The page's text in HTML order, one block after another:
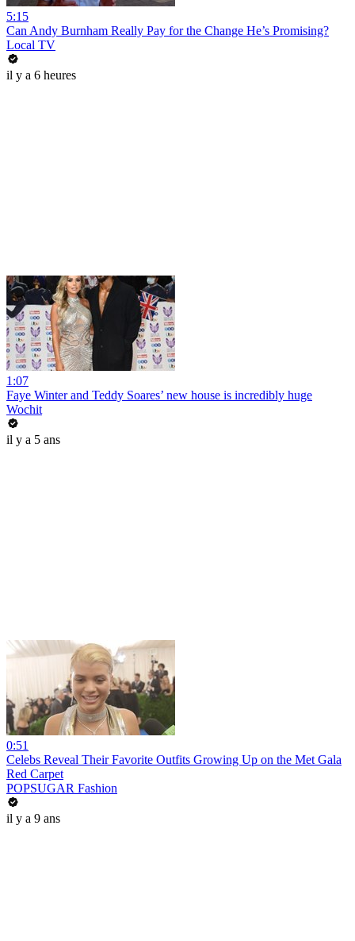
5:15
Can Andy Burnham Really Pay for the Change He’s Promising?
Local TV
il y a 6 heures
1:07
Faye Winter and Teddy Soares’ new house is incredibly huge
Wochit
il y a 5 ans
0:51
Celebs Reveal Their Favorite Outfits Growing Up on the Met Gala
Red Carpet
POPSUGAR Fashion
il y a 9 ans